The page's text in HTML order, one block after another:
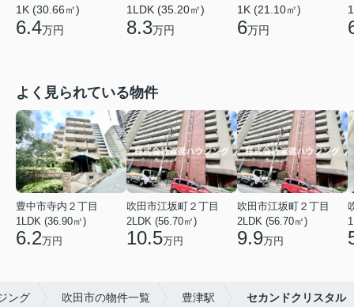
1K (30.66㎡)
6.4万円
1LDK (35.20㎡)
8.3万円
1K (21.10㎡)
6万円
よく見られている物件
豊中市寺内２丁目
1LDK (36.90㎡)
6.2万円
吹田市江坂町２丁目
2LDK (56.70㎡)
10.5万円
吹田市江坂町２丁目
2LDK (56.70㎡)
9.9万円
ング 吹田市の物件一覧 豊津駅 セカンドクリスタル